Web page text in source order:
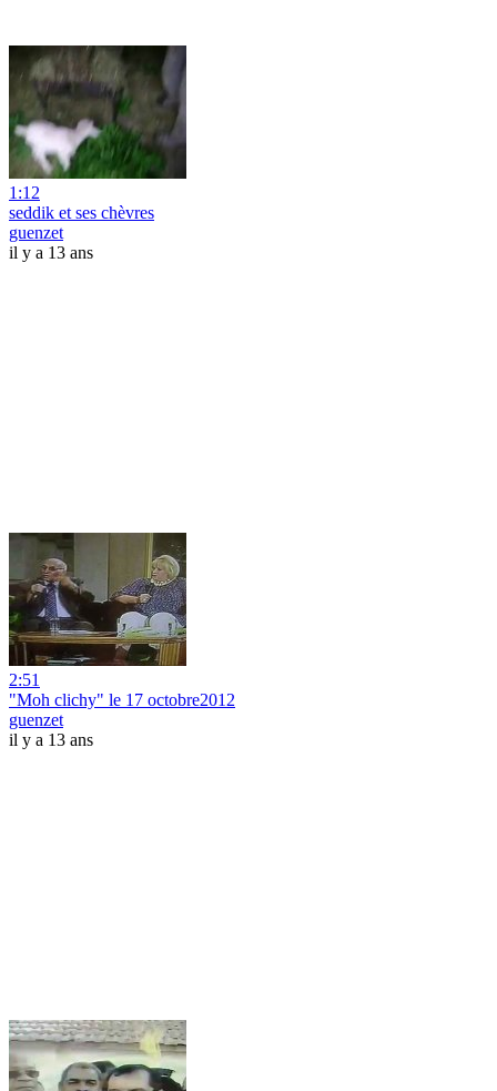
1:12
seddik et ses chèvres
guenzet
il y a 13 ans
2:51
"Moh clichy" le 17 octobre2012
guenzet
il y a 13 ans